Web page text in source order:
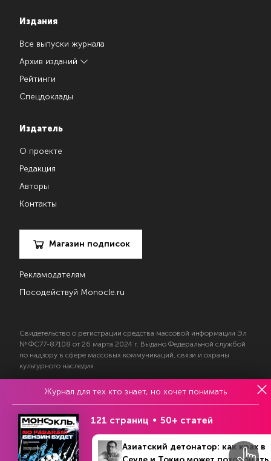
Издания
Все выпуски журнала
Архив изданий
Рейтинги
Спецдоклады
Издатель
О проекте
Редакция
Авторы
Контакты
Магазин подписок
Рекламодателям
Посодействуй Monocle.ru
Свидетельство о регистрации средства массовой информации Эл
№ ФС77-87108 от 26 марта 2024 г. Выдано Федеральной службой
по надзору в сфере массовых коммуникаций, связи и охраны
культурного наследия
© 2017—2026 АНО «Творческий коллектив Эксперт»
Политика конфиденциальности
Условия использования материалов
Согласие на обработку персональных данных
Журнал для тех кто знает, но хочет понимать
121 страниц 50+ статей
Азиатский детонатор: как крах в